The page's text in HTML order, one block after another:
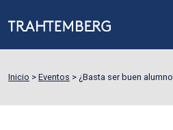
Inicio > Eventos > ¿Basta ser buen